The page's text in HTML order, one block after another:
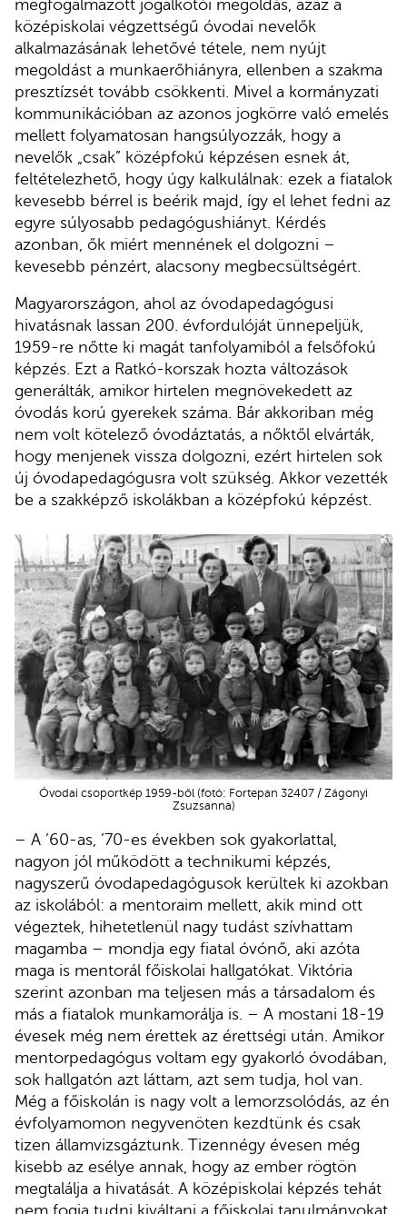
megfogalmazott jogalkotói megoldás, azaz a
középiskolai végzettségű óvodai nevelők
alkalmazásának lehetővé tétele, nem nyújt
megoldást a munkaerőhiányra, ellenben a szakma
presztízsét tovább csökkenti. Mivel a kormányzati
kommunikációban az azonos jogkörre való emelés
mellett folyamatosan hangsúlyozzák, hogy a
nevelők „csak” középfokú képzésen esnek át,
feltételezhető, hogy úgy kalkulálnak: ezek a fiatalok
kevesebb bérrel is beérik majd, így el lehet fedni az
egyre súlyosabb pedagógushiányt. Kérdés
azonban, ők miért mennének el dolgozni –
kevesebb pénzért, alacsony megbecsültségért.
Magyarországon, ahol az óvodapedagógusi
hivatásnak lassan 200. évfordulóját ünnepeljük,
1959-re nőtte ki magát tanfolyamiból a felsőfokú
képzés. Ezt a Ratkó-korszak hozta változások
generálták, amikor hirtelen megnövekedett az
óvodás korú gyerekek száma. Bár akkoriban még
nem volt kötelező óvodáztatás, a nőktől elvárták,
hogy menjenek vissza dolgozni, ezért hirtelen sok
új óvodapedagógusra volt szükség. Akkor vezették
be a szakképző iskolákban a középfokú képzést.
Óvodai csoportkép 1959-ből (fotó: Fortepan 32407 / Zágonyi
Zsuzsanna)
– A ’60-as, ’70-es években sok gyakorlattal,
nagyon jól működött a technikumi képzés,
nagyszerű óvodapedagógusok kerültek ki azokban
az iskolából: a mentoraim mellett, akik mind ott
végeztek, hihetetlenül nagy tudást szívhattam
magamba – mondja egy fiatal óvónő, aki azóta
maga is mentorál főiskolai hallgatókat. Viktória
szerint azonban ma teljesen más a társadalom és
más a fiatalok munkamorálja is. – A mostani 18-19
évesek még nem érettek az érettségi után. Amikor
mentorpedagógus voltam egy gyakorló óvodában,
sok hallgatón azt láttam, azt sem tudja, hol van.
Még a főiskolán is nagy volt a lemorzsolódás, az én
évfolyamomon negyvenöten kezdtünk és csak
tizen államvizsgáztunk. Tizennégy évesen még
kisebb az esélye annak, hogy az ember rögtön
megtalálja a hivatását. A középiskolai képzés tehát
nem fogja tudni kiváltani a főiskolai tanulmányokat,